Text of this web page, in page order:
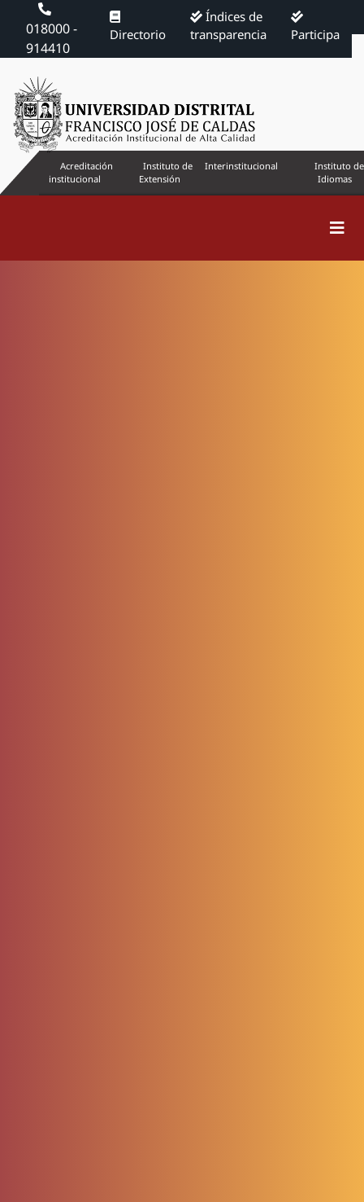
018000 -
914410
Directorio
Índices de
transparencia
Participa
Acreditación
institucional
Instituto de
Extensión
Interinstitucional
Instituto de
Idiomas